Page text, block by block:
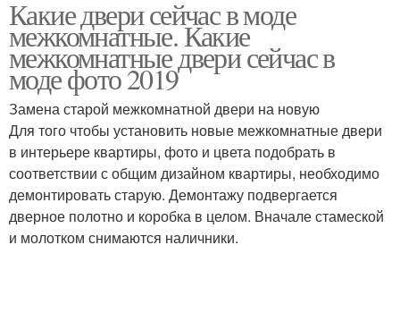
Какие двери сейчас в моде
межкомнатные. Какие
межкомнатные двери сейчас в
моде фото 2019
Замена старой межкомнатной двери на новую
Для того чтобы установить новые межкомнатные двери
в интерьере квартиры, фото и цвета подобрать в
соответствии с общим дизайном квартиры, необходимо
демонтировать старую. Демонтажу подвергается
дверное полотно и коробка в целом. Вначале стамеской
и молотком снимаются наличники.